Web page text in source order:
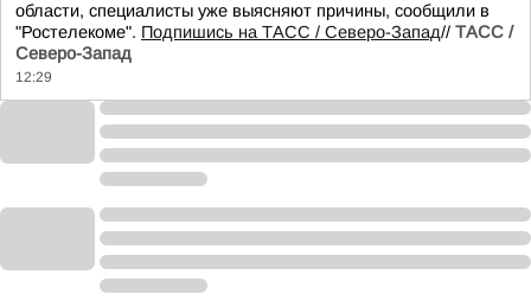
области, специалисты уже выясняют причины, сообщили в
"Ростелекоме". Подпишись на ТАСС / Северо-Запад// ТАСС /
Северо-Запад
12:29